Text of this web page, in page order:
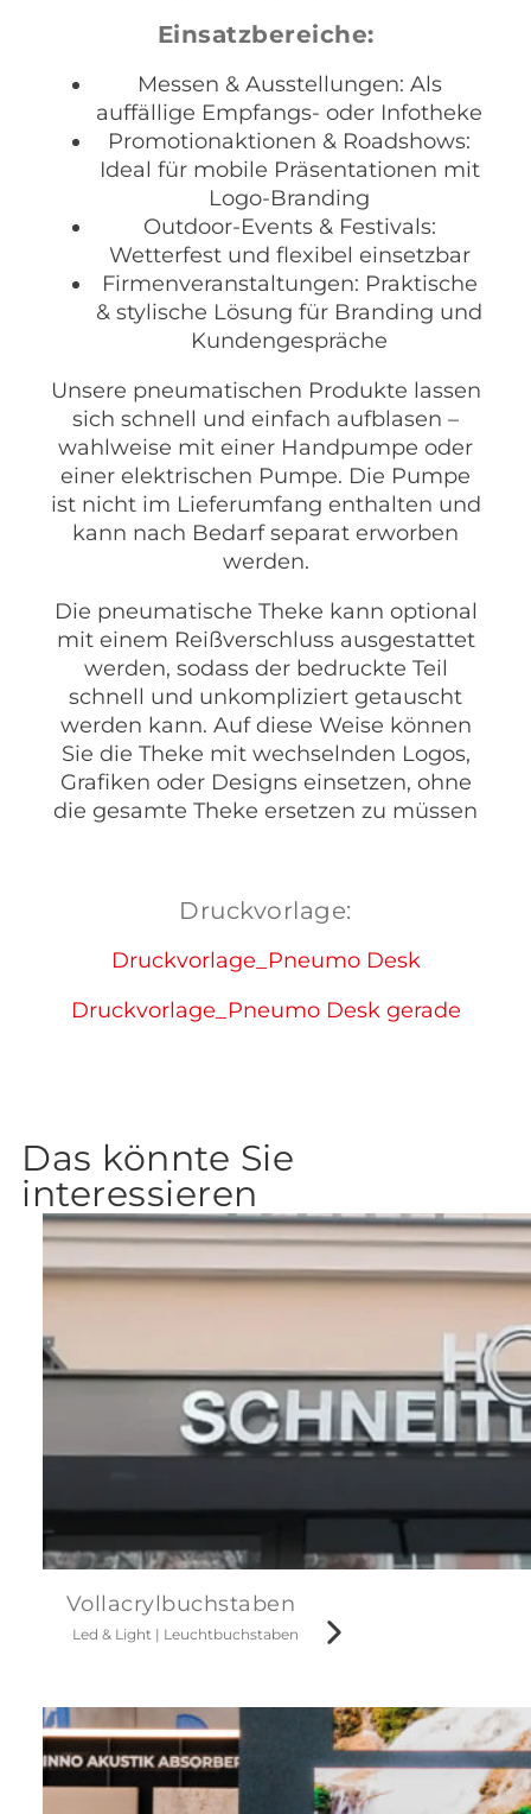
Einsatzbereiche:
Messen & Ausstellungen: Als
auffällige Empfangs- oder Infotheke
Promotionaktionen & Roadshows:
Ideal für mobile Präsentationen mit
Logo-Branding
Outdoor-Events & Festivals:
Wetterfest und flexibel einsetzbar
Firmenveranstaltungen: Praktische
& stylische Lösung für Branding und
Kundengespräche
Unsere pneumatischen Produkte lassen
sich schnell und einfach aufblasen –
wahlweise mit einer Handpumpe oder
einer elektrischen Pumpe. Die Pumpe
ist nicht im Lieferumfang enthalten und
kann nach Bedarf separat erworben
werden.
Die pneumatische Theke kann optional
mit einem Reißverschluss ausgestattet
werden, sodass der bedruckte Teil
schnell und unkompliziert getauscht
werden kann. Auf diese Weise können
Sie die Theke mit wechselnden Logos,
Grafiken oder Designs einsetzen, ohne
die gesamte Theke ersetzen zu müssen
Druckvorlage:
Druckvorlage_Pneumo Desk
Druckvorlage_Pneumo Desk gerade
Das könnte Sie
interessieren
Vollacrylbuchstaben
Led & Light| Leuchtbuchstaben